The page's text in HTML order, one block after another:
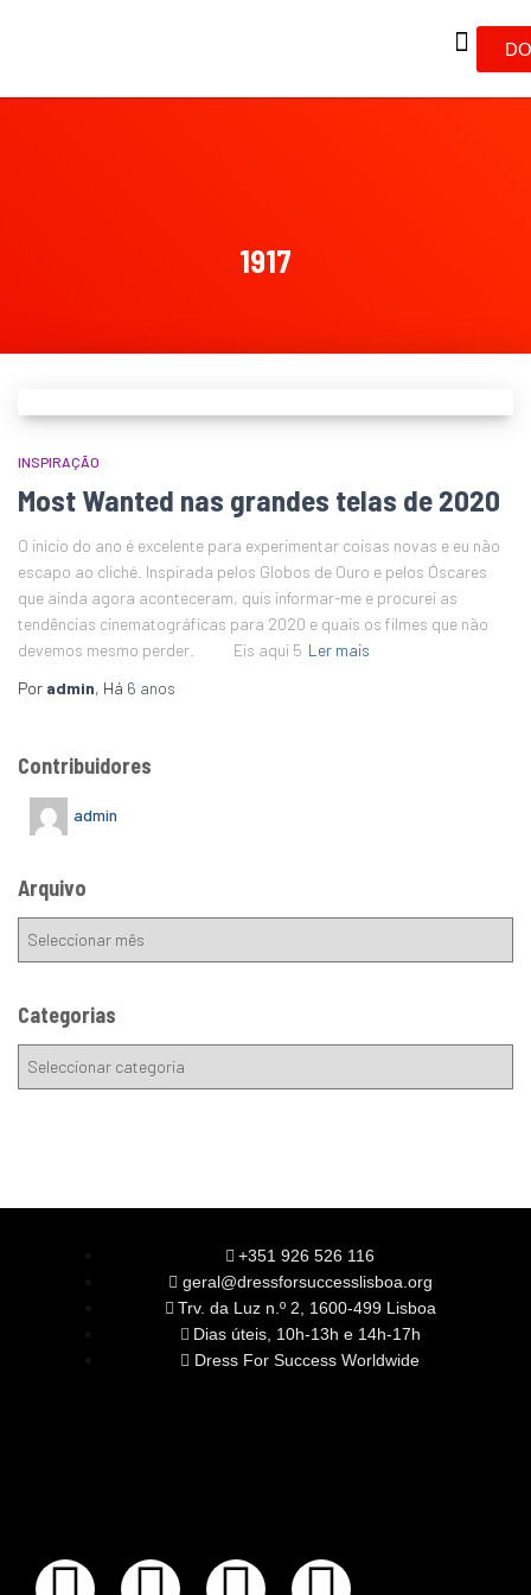
1917
INSPIRAÇÃO
Most Wanted nas grandes telas de 2020
O início do ano é excelente para experimentar coisas novas e eu não
escapo ao cliché. Inspirada pelos Globos de Ouro e pelos Óscares
que ainda agora aconteceram, quis informar-me e procurei as
tendências cinematográficas para 2020 e quais os filmes que não
devemos mesmo perder. Eis aqui 5 Ler mais
Por admin, Há 6 anos
Contribuidores
admin
Arquivo
Categorias
+351 926 526 116
geral@dressforsuccesslisboa.org
Trv. da Luz n.º 2, 1600-499 Lisboa
Dias úteis, 10h-13h e 14h-17h
Dress For Success Worldwide